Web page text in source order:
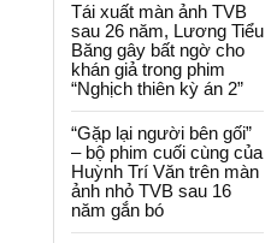
Tái xuất màn ảnh TVB
sau 26 năm, Lương Tiểu
Băng gây bất ngờ cho
khán giả trong phim
“Nghịch thiên kỳ án 2”
“Gặp lại người bên gối”
– bộ phim cuối cùng của
Huỳnh Trí Văn trên màn
ảnh nhỏ TVB sau 16
năm gắn bó